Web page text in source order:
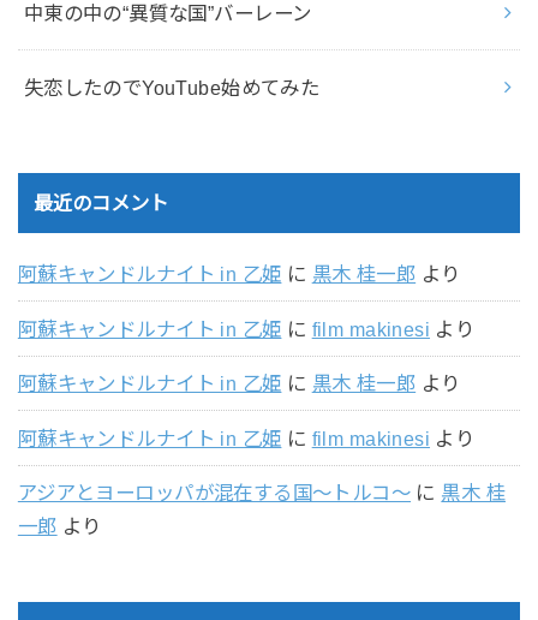
中東の中の“異質な国”バーレーン
失恋したのでYouTube始めてみた
最近のコメント
阿蘇キャンドルナイト in 乙姫 に 黒木 桂一郎 より
阿蘇キャンドルナイト in 乙姫 に film makinesi より
阿蘇キャンドルナイト in 乙姫 に 黒木 桂一郎 より
阿蘇キャンドルナイト in 乙姫 に film makinesi より
アジアとヨーロッパが混在する国〜トルコ〜 に 黒木 桂
一郎 より